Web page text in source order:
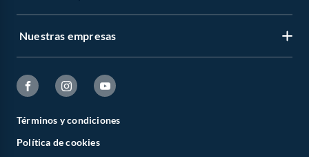
Nuestras empresas
Términos y condiciones
Política de cookies